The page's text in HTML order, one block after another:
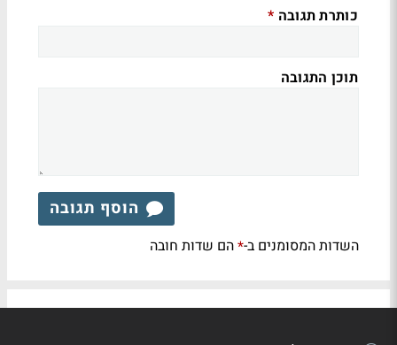
כותרת תגובה *
תוכן התגובה
הוסף תגובה
השדות המסומנים ב-*הם שדות חובה